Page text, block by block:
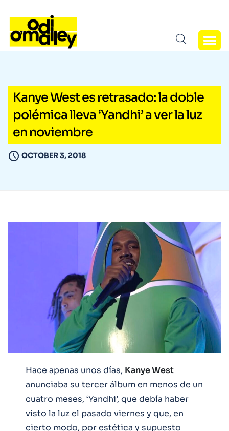
Kanye West es retrasado: la doble
polémica lleva ‘Yandhi’ a ver la luz
en noviembre
OCTOBER 3, 2018
Hace apenas unos días, Kanye West
anunciaba su tercer álbum en menos de un
cuatro meses, ‘Yandhi’, que debía haber
visto la luz el pasado viernes y que, en
cierto modo, por estética y supuesto